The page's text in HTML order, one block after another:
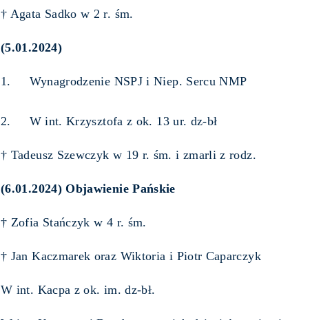
† Agata Sadko w 2 r. śm.
(5.01.2024)
1. Wynagrodzenie NSPJ i Niep. Sercu NMP
2. W int. Krzysztofa z ok. 13 ur. dz-bł
† Tadeusz Szewczyk w 19 r. śm. i zmarli z rodz.
(6.01.2024) Objawienie Pańskie
† Zofia Stańczyk w 4 r. śm.
† Jan Kaczmarek oraz Wiktoria i Piotr Caparczyk
W int. Kacpa z ok. im. dz-bł.